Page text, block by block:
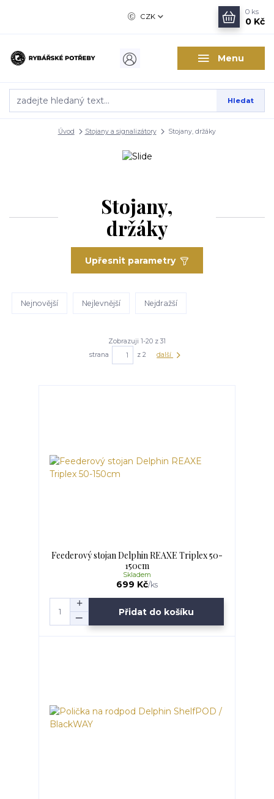
Menu
CZK
Hledat
0 ks
0 Kč
Úvod Stojany a signalizátory Stojany, držáky
Stojany,
držáky
Upřesnit parametry
Nejnovější Nejlevnější Nejdražší
Zobrazuji 1-20 z 31
strana
z 2 další
Feederový stojan Delphin REAXE Triplex 50-
150cm
699 Kč/ks
Skladem
Přidat do košíku